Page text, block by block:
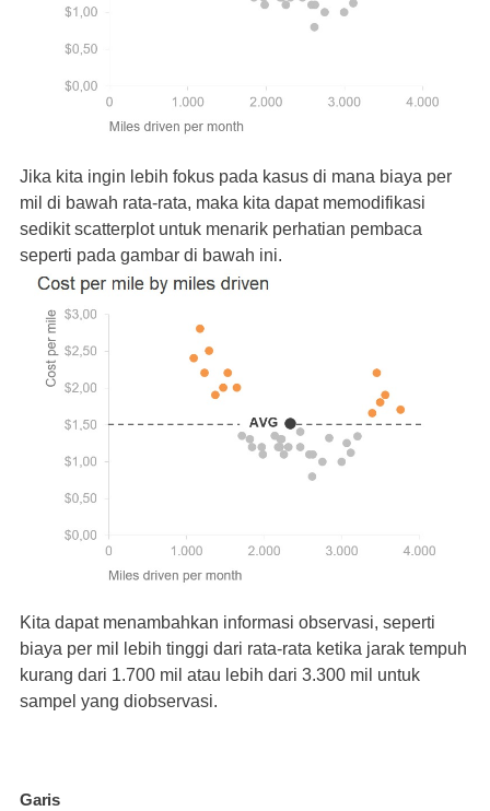
Jika kita ingin lebih fokus pada kasus di mana biaya per
mil di bawah rata-rata, maka kita dapat memodifikasi
sedikit scatterplot untuk menarik perhatian pembaca
seperti pada gambar di bawah ini.
Kita dapat menambahkan informasi observasi, seperti
biaya per mil lebih tinggi dari rata-rata ketika jarak tempuh
kurang dari 1.700 mil atau lebih dari 3.300 mil untuk
sampel yang diobservasi.
Garis